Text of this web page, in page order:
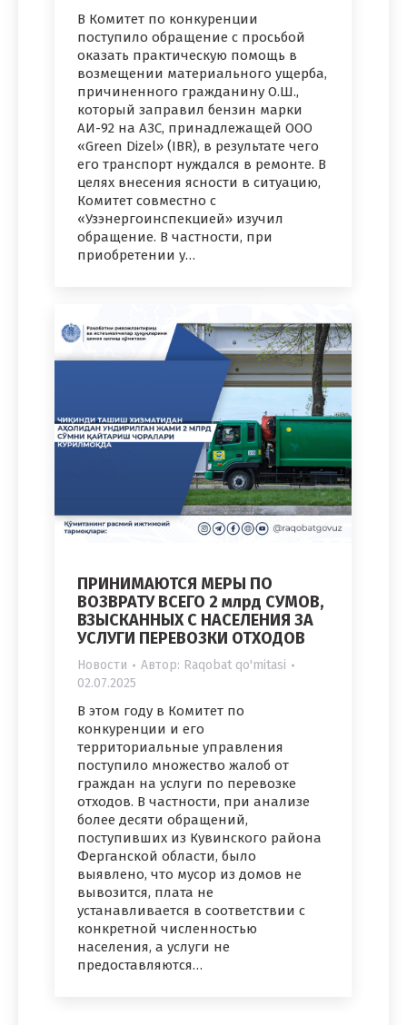
В Комитет по конкуренции
поступило обращение с просьбой
оказать практическую помощь в
возмещении материального ущерба,
причиненного гражданину О.Ш.,
который заправил бензин марки
АИ-92 на АЗС, принадлежащей ООО
«Green Dizel» (IBR), в результате чего
его транспорт нуждался в ремонте. В
целях внесения ясности в ситуацию,
Комитет совместно с
«Узэнергоинспекцией» изучил
обращение. В частности, при
приобретении у…
ПРИНИМАЮТСЯ МЕРЫ ПО
ВОЗВРАТУ ВСЕГО 2 млрд СУМОВ,
ВЗЫСКАННЫХ С НАСЕЛЕНИЯ ЗА
УСЛУГИ ПЕРЕВОЗКИ ОТХОДОВ
Новости Автор: Raqobat qo'mitasi
02.07.2025
В этом году в Комитет по
конкуренции и его
территориальные управления
поступило множество жалоб от
граждан на услуги по перевозке
отходов. В частности, при анализе
более десяти обращений,
поступивших из Кувинского района
Ферганской области, было
выявлено, что мусор из домов не
вывозится, плата не
устанавливается в соответствии с
конкретной численностью
населения, а услуги не
предоставляются…